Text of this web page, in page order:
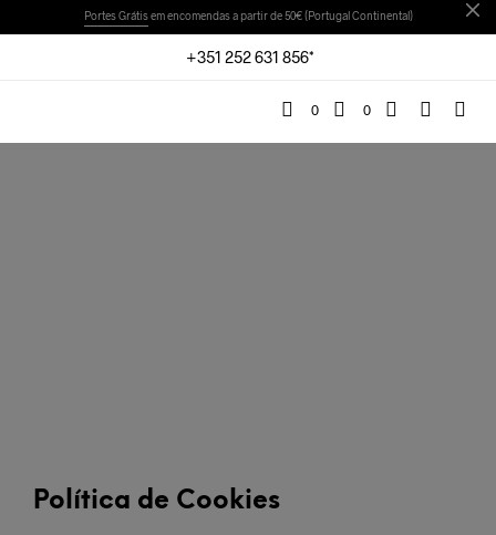
Portes Grátisem encomendas a partir de 50€ (Portugal Continental)
+351 252 631 856*
0 0
Política de Cookies